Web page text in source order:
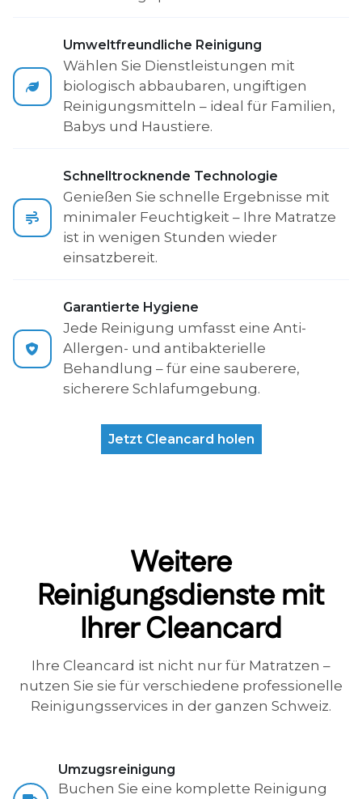
Umweltfreundliche Reinigung
Wählen Sie Dienstleistungen mit
biologisch abbaubaren, ungiftigen
Reinigungsmitteln – ideal für Familien,
Babys und Haustiere.
Schnelltrocknende Technologie
Genießen Sie schnelle Ergebnisse mit
minimaler Feuchtigkeit – Ihre Matratze
ist in wenigen Stunden wieder
einsatzbereit.
Garantierte Hygiene
Jede Reinigung umfasst eine Anti-
Allergen- und antibakterielle
Behandlung – für eine sauberere,
sicherere Schlafumgebung.
Jetzt Cleancard holen
Weitere
Reinigungsdienste mit
Ihrer Cleancard
Ihre Cleancard ist nicht nur für Matratzen –
nutzen Sie sie für verschiedene professionelle
Reinigungsservices in der ganzen Schweiz.
Umzugsreinigung
Buchen Sie eine komplette Reinigung